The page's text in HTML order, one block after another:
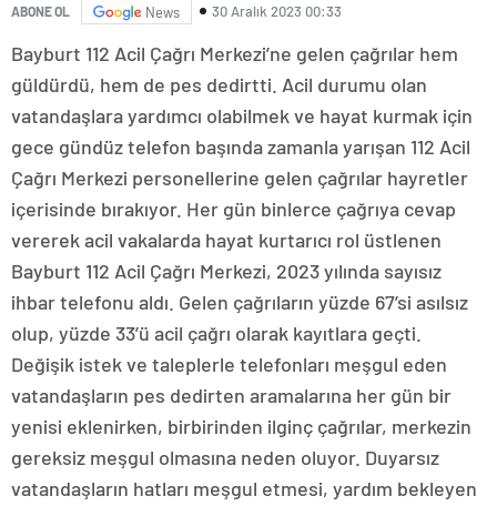
ABONE OL News 30 Aralık 2023 00:33
Bayburt 112 Acil Çağrı Merkezi’ne gelen çağrılar hem
güldürdü, hem de pes dedirtti. Acil durumu olan
vatandaşlara yardımcı olabilmek ve hayat kurmak için
gece gündüz telefon başında zamanla yarışan 112 Acil
Çağrı Merkezi personellerine gelen çağrılar hayretler
içerisinde bırakıyor. Her gün binlerce çağrıya cevap
vererek acil vakalarda hayat kurtarıcı rol üstlenen
Bayburt 112 Acil Çağrı Merkezi, 2023 yılında sayısız
ihbar telefonu aldı. Gelen çağrıların yüzde 67’si asılsız
olup, yüzde 33’ü acil çağrı olarak kayıtlara geçti.
Değişik istek ve taleplerle telefonları meşgul eden
vatandaşların pes dedirten aramalarına her gün bir
yenisi eklenirken, birbirinden ilginç çağrılar, merkezin
gereksiz meşgul olmasına neden oluyor. Duyarsız
vatandaşların hatları meşgul etmesi, yardım bekleyen